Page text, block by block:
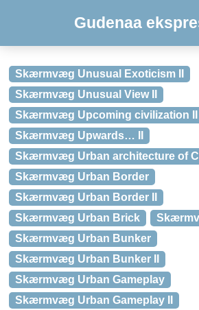
Gudenaa
Skærmvæg Unusual Exoticism II
Skærmvæg Unusual View II
Skærmvæg Upcoming civilization II
Skærmvæg Upwards… II
Skærmvæg Urban architecture of
Skærmvæg Urban Border
Skærmvæg Urban Border II
Skærmvæg Urban Brick
Skærmvæg Urban Bunker
Skærmvæg Urban Bunker II
Skærmvæg Urban Gameplay
Skærmvæg Urban Gameplay II